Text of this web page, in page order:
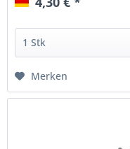
Merken